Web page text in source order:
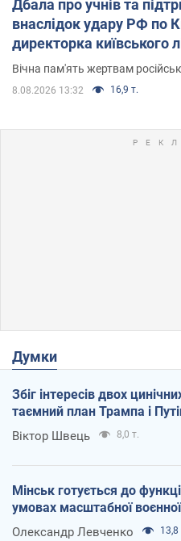
Дбала про учнів та
внаслідок удару РФ по
директорка київського
Вічна пам'ять жертвам
8.08.2026 13:32 16,9 т.
Думки
Збіг інтересів двох
таємний план Трампа і
Віктор Швець 8,0 т.
Мінськ готується до
умовах масштабної
Олександр Левченко 13,8